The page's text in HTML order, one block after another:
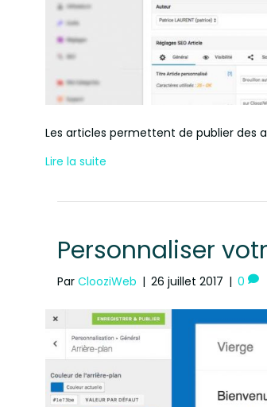
Les articles permettent de publier des
Lire la suite
Personnaliser
Par ClooziWeb | 26 juillet 2017 | 0